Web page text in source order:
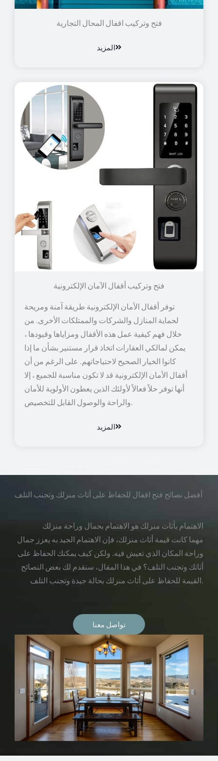
فتح وتركيب اقفال المحال التجارية
المزيد
توفر أقفال الأمان الإلكترونية طريقة آمنة ومريحة
لحماية المنازل والشركات والممتلكات الأخرى. من
خلال فهم كيفية عمل هذه الأقفال ومزاياها وقيودها ،
يمكن لمالكي العقارات اتخاذ قرار مستنير بشأن ما إذا
كانوا الخيار الصحيح لاحتياجاتهم. على الرغم من أن
أقفال الأمان الإلكترونية قد لا تكون مناسبة للجميع ، إلا
أنها توفر حلاً فعالاً لأولئك الذين يعطون الأولوية للأمان
والراحة والوصول القابل للتخصيص.
المزيد
أفضل نصائح فتح اقفال للحفاظ على أثاث منزلك وتجنب التلف
الاهتمام بأثاث منزلك هو الاهتمام بجمال وراحة منزلك
مهما كانت قيمة أثاث منزلك، فإن الاهتمام الجيد به يعزز جمال
وراحة المكان الذي تعيش فيه. ولكن كيف يمكنك الحفاظ على
أثاثك وتجنب التلف؟ في هذا المقال، سنقدم لك بعض النصائح
القيمة للحفاظ على أثاث منزلك بحالة جيدة وتجنب التلف.
تواصل معنا